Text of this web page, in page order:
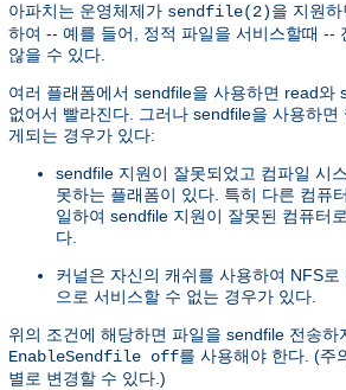
아파치는 운영체제가 sendfile(2)을 지원
하여 -- 예를 들어, 정적 파일을 서비스할때 --
않을 수 있다.
여러 플래폼에서 sendfile을 사용하면 read와
없어서 빨라진다. 그러나 sendfile을 사용하면
게되는 경우가 있다:
sendfile 지원이 잘못되었고 컴파일 시
못하는 플래폼이 있다. 특히 다른 컴퓨
일하여 sendfile 지원이 잘못된 컴퓨터
다.
커널은 자신의 캐쉬를 사용하여 NFS
으로 서비스할 수 없는 경우가 있다.
위의 조건에 해당하면 파일을 sendfile 전송하
EnableSendfile off를 사용해야 한다. (주
별로 변경할 수 있다.)